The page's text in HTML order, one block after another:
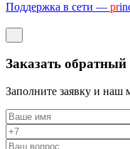
Поддержка в сети — pr
Заказать обратный
Заполните заявку и наш